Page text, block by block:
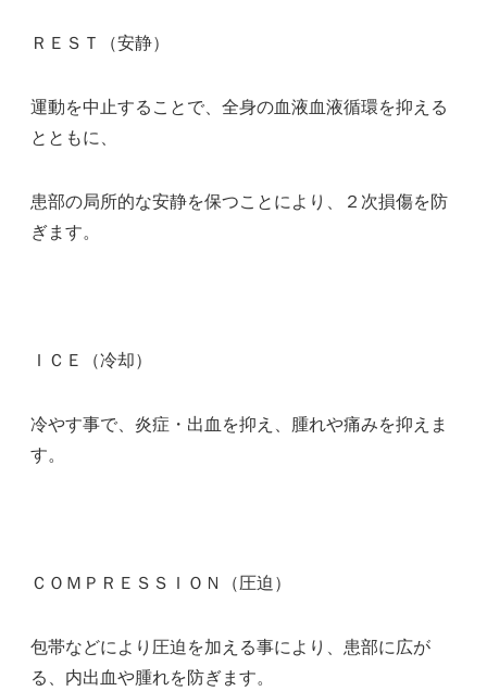
ＲＥＳＴ（安静）
運動を中止することで、全身の血液血液循環を抑える
とともに、
患部の局所的な安静を保つことにより、２次損傷を防
ぎます。
ＩＣＥ（冷却）
冷やす事で、炎症・出血を抑え、腫れや痛みを抑えま
す。
ＣＯＭＰＲＥＳＳＩＯＮ（圧迫）
包帯などにより圧迫を加える事により、患部に広が
る、内出血や腫れを防ぎます。